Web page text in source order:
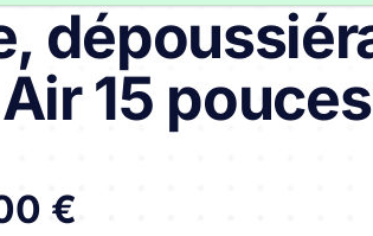
15 pouces
€